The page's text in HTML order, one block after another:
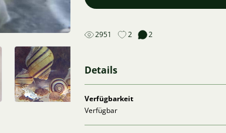
2951 2 2
Details
Verfügbarkeit
Verfügbar